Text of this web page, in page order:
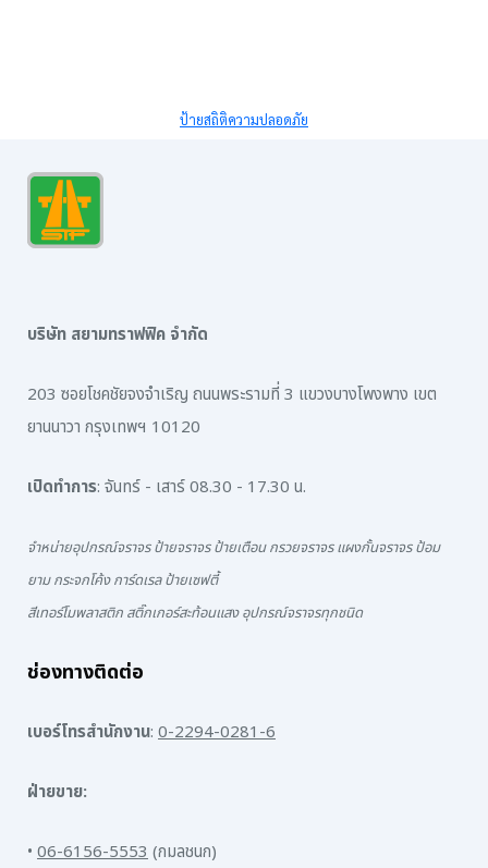
ป้ายสถิติความปลอดภัย
บริษัท สยามทราฟฟิค จำกัด
203 ซอยโชคชัยจงจำเริญ ถนนพระรามที่ 3 แขวงบางโพงพาง เขต
ยานนาวา กรุงเทพฯ 10120
เปิดทำการ: จันทร์ - เสาร์ 08.30 - 17.30 น.
จำหน่ายอุปกรณ์จราจร ป้ายจราจร ป้ายเตือน กรวยจราจร แผงกั้นจราจร ป้อม
ยาม กระจกโค้ง การ์ดเรล ป้ายเซฟตี้
สีเทอร์โมพลาสติก สติ๊กเกอร์สะท้อนแสง อุปกรณ์จราจรทุกชนิด
ช่องทางติดต่อ
เบอร์โทรสำนักงาน: 0-2294-0281-6
ฝ่ายขาย:
• 06-6156-5553(กมลชนก)